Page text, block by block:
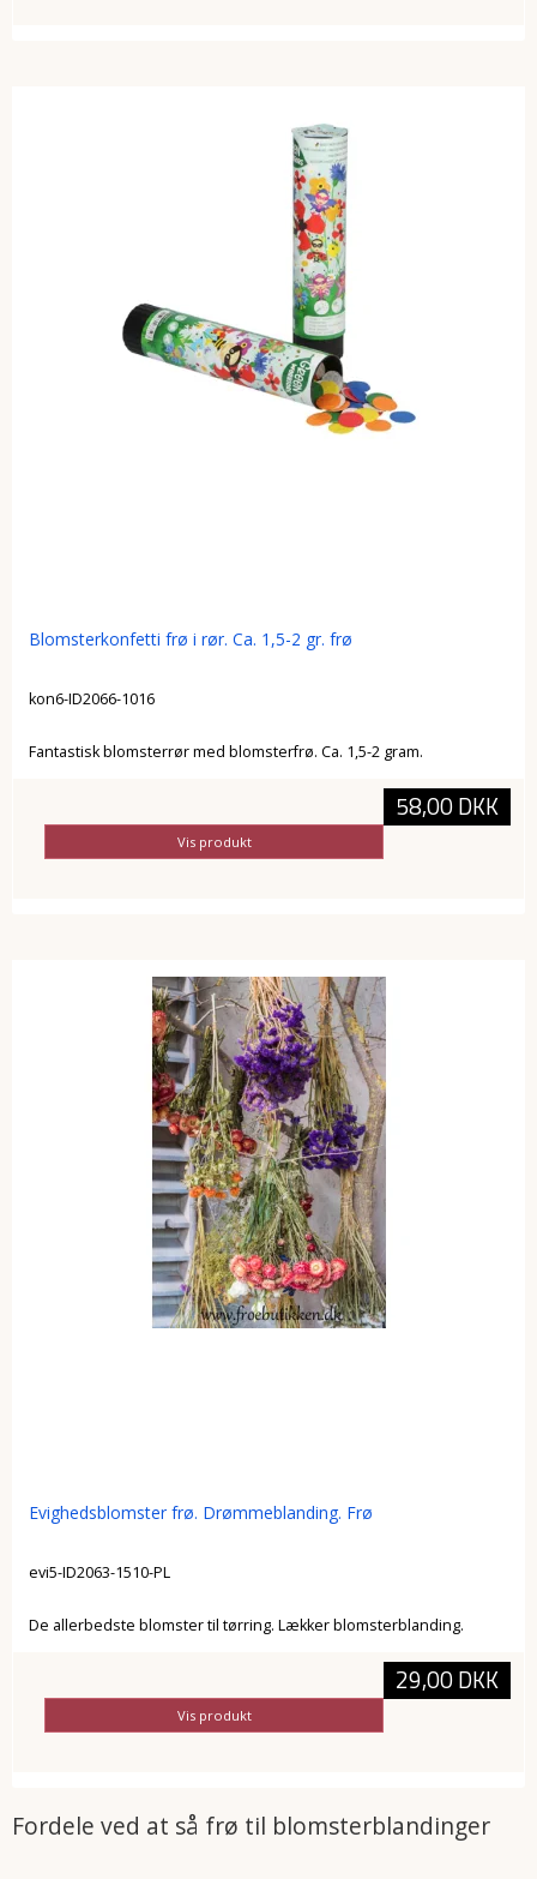
Blomsterkonfetti frø i rør. Ca. 1,5-2 gr. frø
kon6-ID2066-1016
Fantastisk blomsterrør med blomsterfrø. Ca. 1,5-2 gram.
58,00 DKK
Vis produkt
Evighedsblomster frø. Drømmeblanding. Frø
evi5-ID2063-1510-PL
De allerbedste blomster til tørring. Lækker blomsterblanding.
29,00 DKK
Vis produkt
Fordele ved at så frø til blomsterblandinger